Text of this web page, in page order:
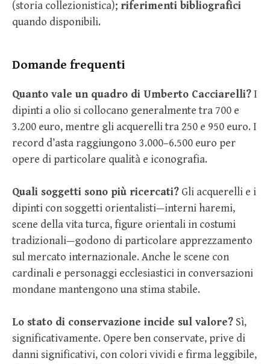
(storia collezionistica); riferimenti bibliografici
quando disponibili.
Domande frequenti
Quanto vale un quadro di Umberto Cacciarelli?I
dipinti a olio si collocano generalmente tra 700 e
3.200 euro, mentre gli acquerelli tra 250 e 950 euro. I
record d’asta raggiungono 3.000–6.500 euro per
opere di particolare qualità e iconografia.
Quali soggetti sono più ricercati? Gli acquerelli e i
dipinti con soggetti orientalisti—interni haremi,
scene della vita turca, figure orientali in costumi
tradizionali—godono di particolare apprezzamento
sul mercato internazionale. Anche le scene con
cardinali e personaggi ecclesiastici in conversazioni
mondane mantengono una stima stabile.
Lo stato di conservazione incide sul valore? Sì,
significativamente. Opere ben conservate, prive di
danni significativi, con colori vividi e firma leggibile,